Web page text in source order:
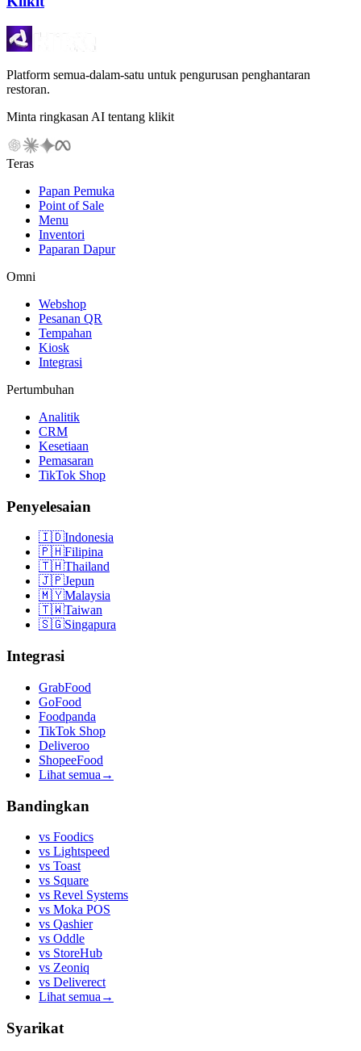
Platform semua-dalam-satu untuk pengurusan penghantaran
restoran.
Minta ringkasan AI tentang klikit
Teras
Papan Pemuka
Point of Sale
Menu
Inventori
Paparan Dapur
Omni
Webshop
Pesanan QR
Tempahan
Kiosk
Integrasi
Pertumbuhan
Analitik
CRM
Kesetiaan
Pemasaran
TikTok Shop
Penyelesaian
🇮🇩Indonesia
🇵🇭Filipina
🇹🇭Thailand
🇯🇵Jepun
🇲🇾Malaysia
🇹🇼Taiwan
🇸🇬Singapura
Integrasi
GrabFood
GoFood
Foodpanda
TikTok Shop
Deliveroo
ShopeeFood
Lihat semua →
Bandingkan
vs Foodics
vs Lightspeed
vs Toast
vs Square
vs Revel Systems
vs Moka POS
vs Qashier
vs Oddle
vs StoreHub
vs Zeoniq
vs Deliverect
Lihat semua →
Syarikat